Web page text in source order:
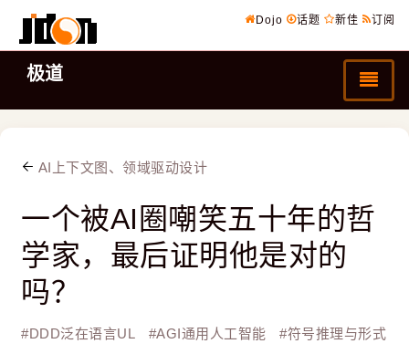
Dojo 话题 新佳 订阅
极道
AI上下文图、领域驱动设计
一个被AI圈嘲笑五十年的哲
学家，最后证明他是对的
吗？
#DDD泛在语言UL #AGI通用人工智能 #符号推理与形式